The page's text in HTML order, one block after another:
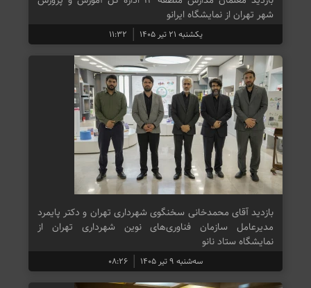
شهر تهران از نمایشگاه ایرانو
یکشنبه ۲۱ تیر ۱۴۰۵ ۱۱:۳۲
بازدید آقای محمدخانی سخنگوی شهرداری تهران و دکتر پایمرد
مدیرعامل سازمان فناوری‌های نوین شهرداری تهران از
نمایشگاه ستاد نانو
سه‌شنبه ۹ تیر ۱۴۰۵ ۰۸:۲۶